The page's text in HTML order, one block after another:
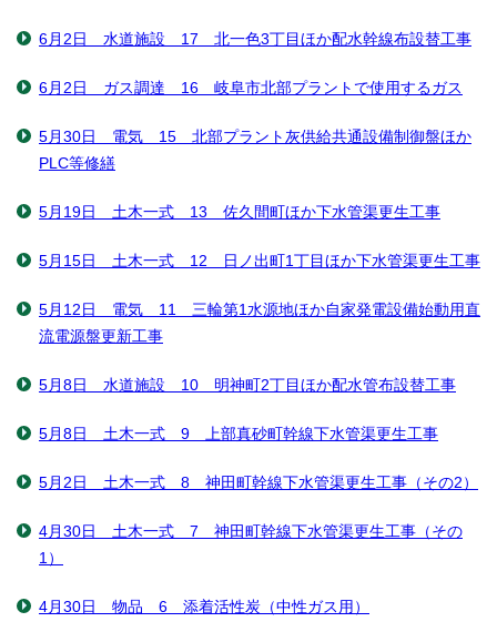
6月2日 水道施設 17 北一色3丁目ほか配水幹線布設替工事
6月2日 ガス調達 16 岐阜市北部プラントで使用するガス
5月30日 電気 15 北部プラント灰供給共通設備制御盤ほか
PLC等修繕
5月19日 土木一式 13 佐久間町ほか下水管渠更生工事
5月15日 土木一式 12 日ノ出町1丁目ほか下水管渠更生工事
5月12日 電気 11 三輪第1水源地ほか自家発電設備始動用直
流電源盤更新工事
5月8日 水道施設 10 明神町2丁目ほか配水管布設替工事
5月8日 土木一式 9 上部真砂町幹線下水管渠更生工事
5月2日 土木一式 8 神田町幹線下水管渠更生工事（その2）
4月30日 土木一式 7 神田町幹線下水管渠更生工事（その
1）
4月30日 物品 6 添着活性炭（中性ガス用）